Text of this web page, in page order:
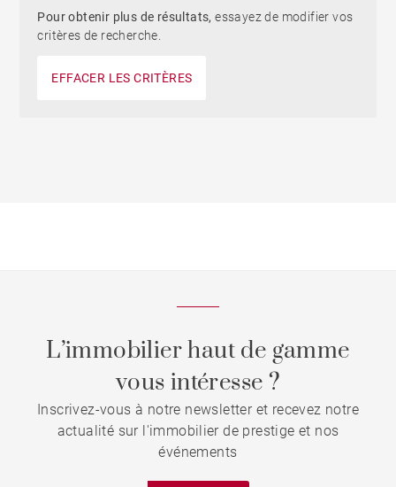
Pour obtenir plus de résultats,essayez de modifier vos
critères de recherche.
EFFACER LES CRITÈRES
L’immobilier haut de gamme
vous intéresse ?
Inscrivez-vous à notre newsletter et recevez notre
actualité sur l'immobilier de prestige et nos
événements